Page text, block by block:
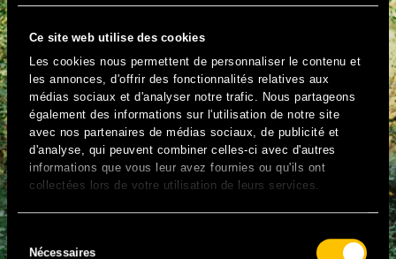
Ce site web utilise des cookies
Les cookies nous permettent de personnaliser le contenu et
les annonces, d'offrir des fonctionnalités relatives aux
médias sociaux et d'analyser notre trafic. Nous partageons
également des informations sur l'utilisation de notre site
avec nos partenaires de médias sociaux, de publicité et
d'analyse, qui peuvent combiner celles-ci avec d'autres
informations que vous leur avez fournies ou qu'ils ont
collectées lors de votre utilisation de leurs services.
Nécessaires